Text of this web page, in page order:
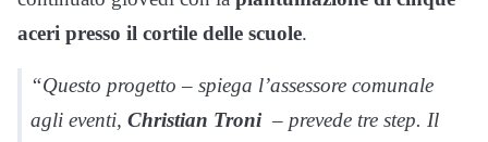
aceri presso il cortile delle scuole.
“Questo progetto – spiega l’assessore comunale
agli eventi, Christian Troni– prevede tre step. Il